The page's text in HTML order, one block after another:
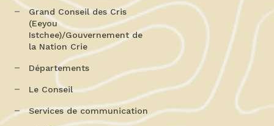
Grand Conseil des Cris
(Eeyou
Istchee)/Gouvernement de
la Nation Crie
Départements
Le Conseil
Services de communication